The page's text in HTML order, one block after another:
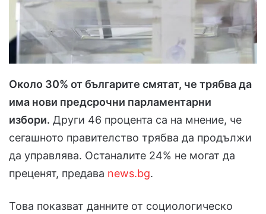
Около 30% от българите смятат, че трябва да
има нови предсрочни парламентарни
избори. Други 46 процента са на мнение, че
сегашното правителство трябва да продължи
да управлява. Останалите 24% не могат да
преценят, предава news.bg.
Това показват данните от социологическо